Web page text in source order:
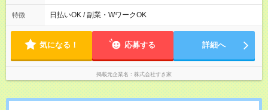
す。 必ず、2名以上での勤務を行いますので、安心して働けま
す。
特徴 日払いOK / 副業・WワークOK
気になる！ 応募する 詳細へ
掲載元企業名 株式会社すき家